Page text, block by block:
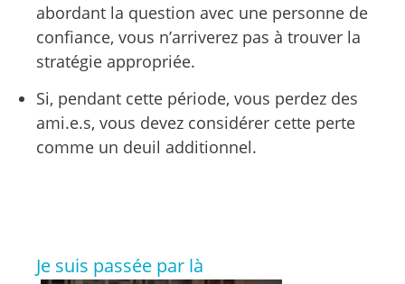
abordant la question avec une personne de
confiance, vous n’arriverez pas à trouver la
stratégie appropriée.
Si, pendant cette période, vous perdez des
ami.e.s, vous devez considérer cette perte
comme un deuil additionnel.
Je suis passée par là